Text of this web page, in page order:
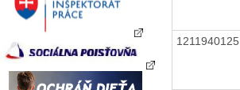
1211940125